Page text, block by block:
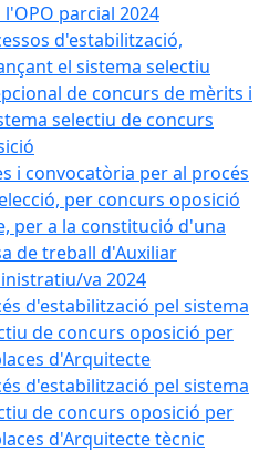
parcial 2024
d'estabilització,
el sistema selectiu
de concurs de mèrits i
selectiu de concurs
i convocatòria per al procés
per concurs oposició
per a la constitució d'una
de treball d'Auxiliar
va 2024
d'estabilització pel sistema
de concurs oposició per
d'Arquitecte
d'estabilització pel sistema
de concurs oposició per
d'Arquitecte tècnic